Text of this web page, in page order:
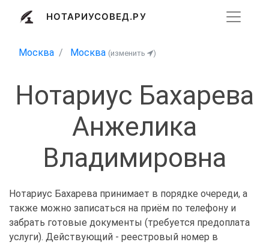
НОТАРИУСОВЕД.РУ
Москва Москва (изменить )
Нотариус Бахарева
Анжелика
Владимировна
Нотариус Бахарева принимает в порядке очереди, а
также можно записаться на приём по телефону и
забрать готовые документы (требуется предоплата
услуги). Действующий - реестровый номер в